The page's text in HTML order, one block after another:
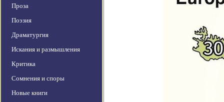
Проза
Поэзия
Драматургия
Искания и размышления
Критика
Сомнения и споры
Новые книги